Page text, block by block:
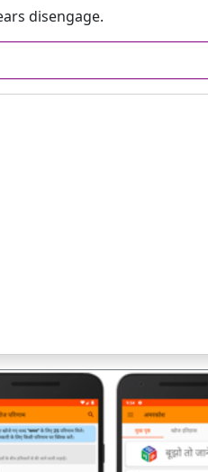
disengage.